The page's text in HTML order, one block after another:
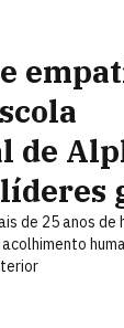
de
de 25 anos